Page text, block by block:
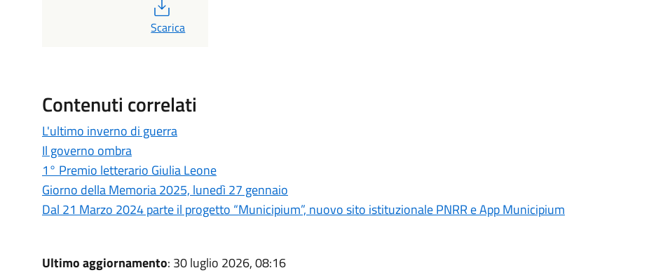
PDF
Scarica
Contenuti correlati
L'ultimo inverno di guerra
Il governo ombra
1° Premio letterario Giulia Leone
Giorno della Memoria 2025, lunedì 27 gennaio
Dal 21 Marzo 2024 parte il progetto “Municipium”, nuovo sito istituzionale PNRR e App Municipium
Ultimo aggiornamento: 30 luglio 2026, 08:16